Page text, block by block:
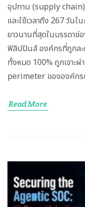
อุปทาน (supply chain)
และใช้เวลาถึง 267 วัน
ยาวนานที่สุดในบรรดาช่
ฟิลิปปินส์ องค์กรที่ถูกล
ทั้งหมด 100% ถูกเจาะ
perimeter ขององค์กร
Read More